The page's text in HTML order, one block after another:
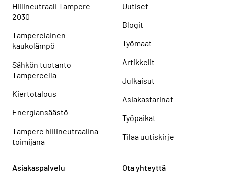
Hiilineutraali Tampere
2030
Tamperelainen
kaukolämpö
Sähkön tuotanto
Tampereella
Kiertotalous
Energiansäästö
Tampere hiilineutraalina
toimijana
Uutiset
Blogit
Työmaat
Artikkelit
Julkaisut
Asiakastarinat
Työpaikat
Tilaa uutiskirje
Asiakaspalvelu Ota yhteyttä